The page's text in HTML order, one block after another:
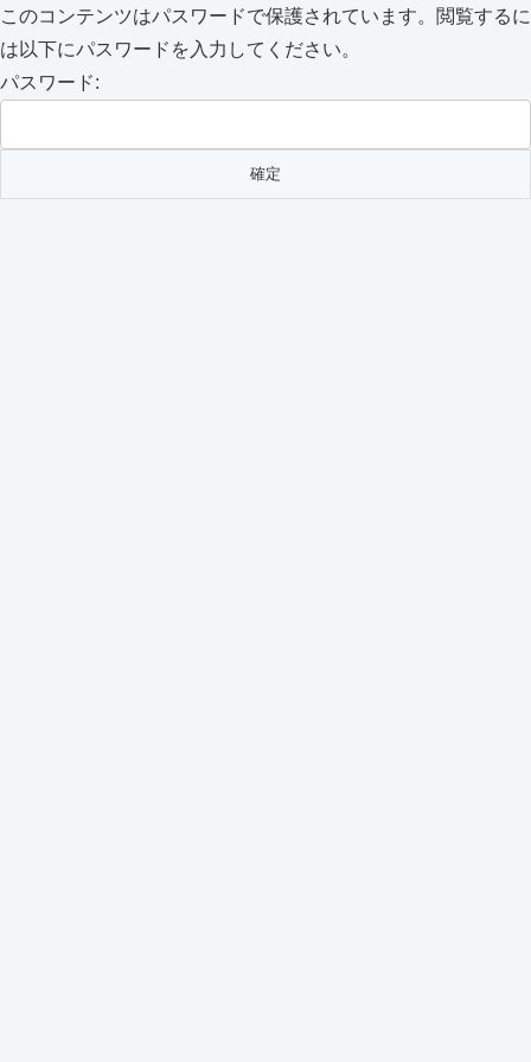
このコンテンツはパスワードで保護されています。閲覧するに
は以下にパスワードを入力してください。
パスワード: